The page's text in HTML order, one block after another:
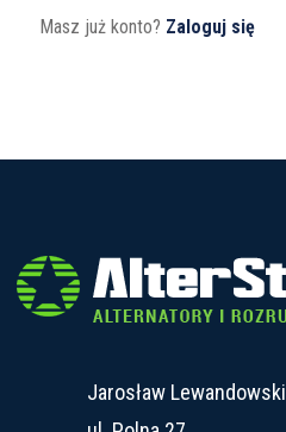
Masz już konto? Zaloguj się
Jarosław Lewandowski